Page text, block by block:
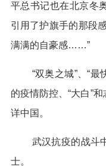
平总书记也在北京冬
引用了护旗手的那段
满满的自豪感……”
“双奥之城”、“最
的疫情防控、“大白”
详中国。
武汉抗疫的战斗
士。